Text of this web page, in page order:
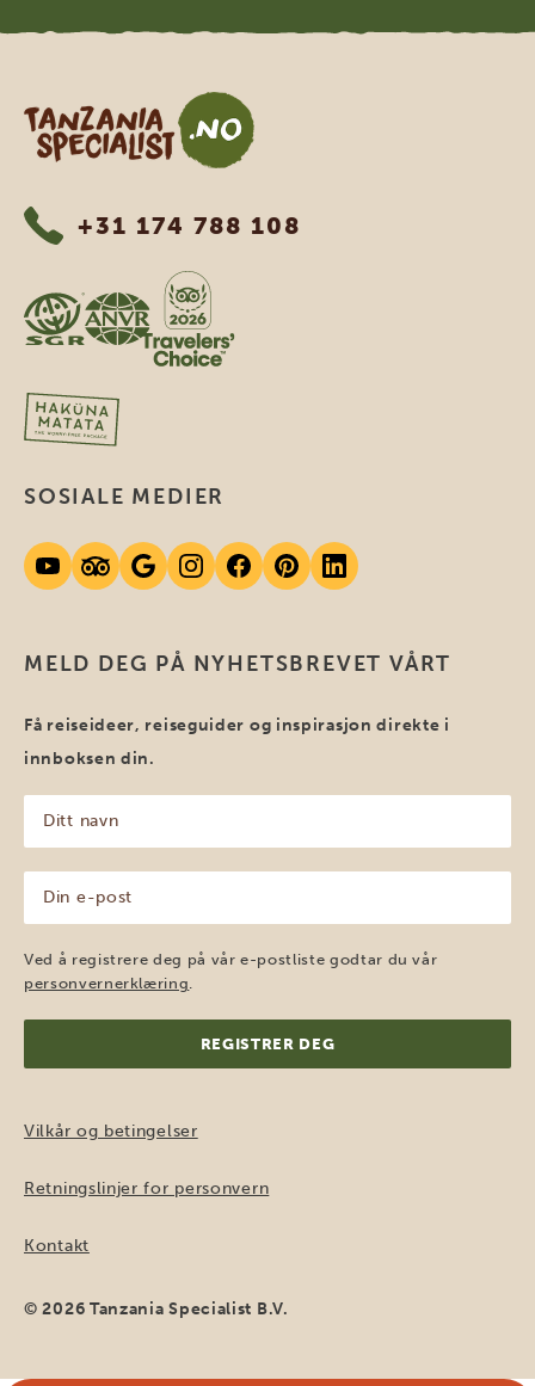
Tanzania Specialist
+31 174 788 108
MELD DEG PÅ NYHETSBREVET VÅRT
Få reiseideer, reiseguider og inspirasjon direkte i
innboksen din.
navn
(Påkrevd)
post
(Påkrevd)
Ved å registrere deg på vår e-postliste godtar du vår
personvernerklæring.
SOSIALE MEDIER
Vilkår og betingelser
Retningslinjer for personvern
Kontakt
© 2026 Tanzania Specialist B.V.